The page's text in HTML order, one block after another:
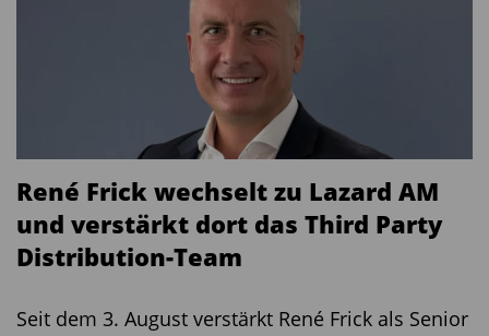
René Frick wechselt zu Lazard AM
und verstärkt dort das Third Party
Distribution-Team
Seit dem 3. August verstärkt René Frick als Senior